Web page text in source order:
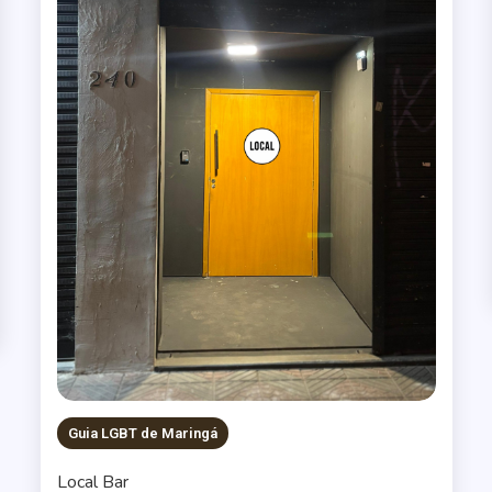
Guia LGBT de Maringá
Local Bar